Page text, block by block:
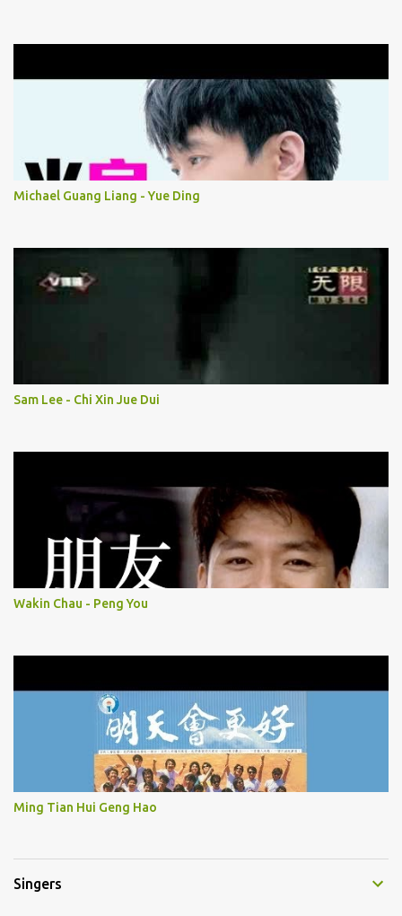
Michael Guang Liang - Yue Ding
Sam Lee - Chi Xin Jue Dui
Wakin Chau - Peng You
Ming Tian Hui Geng Hao
Singers